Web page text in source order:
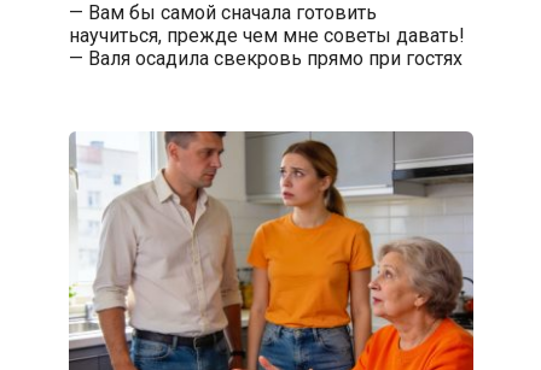
— Вам бы самой сначала готовить
научиться, прежде чем мне советы давать!
— Валя осадила свекровь прямо при гостях